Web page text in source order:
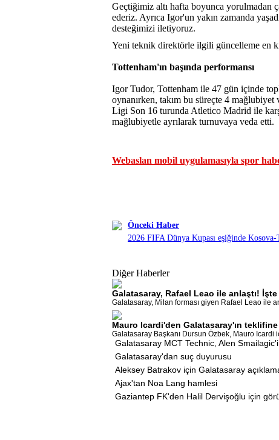
Geçtiğimiz altı hafta boyunca yorulmadan
ederiz. Ayrıca Igor'un yakın zamanda
desteğimizi iletiyoruz.
Yeni teknik direktörle ilgili güncelleme en
Tottenham'ın başında performansı
Igor Tudor, Tottenham ile 47 gün içinde
oynanırken, takım bu süreçte 4
Ligi Son 16 turunda Atletico Madrid ile
mağlubiyetle ayrılarak turnuvaya veda etti.
Webaslan mobil uygulamasıyla spor
Önceki Haber
2026 FIFA Dünya Kupası eşiğinde
Diğer Haberler
Galatasaray, Rafael Leao ile anlaştı!
Galatasaray, Milan forması giyen Rafael Leao ile
Mauro Icardi'den Galatasaray'ın
Galatasaray Başkanı Dursun Özbek, Mauro Icardi
Galatasaray MCT Technic, Alen
Galatasaray'dan suç duyurusu
Aleksey Batrakov için Galatasaray
Ajax'tan Noa Lang hamlesi
Gaziantep FK'den Halil Dervişoğlu için